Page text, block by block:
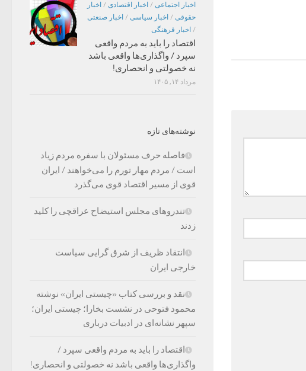
اخبار اجتماعی / اخبار اقتصادی / اخبار
حقوقی / اخبار سیاسی / اخبار صنعتی
/ اخبار فرهنگی
اقتصاد را باید به مردم واقعی
سپرد / واگذاری‌ها واقعی باشد
نه خصولتی و انحصاری!
مرداد ۱۴, ۱۴۰۵
نوشته‌های تازه
فاصله حرف مسئولان با سفره مردم زیاد
است / مردم مهار تورم را می‌خواهند / ایران
قوی از مسیر اقتصاد قوی می‌گذرد
تندروهای مجلس استیضاح عراقچی را کلید
زدند
انتقاد ظریف از شرق گرایی سیاست
خارجی ایران
نقد و بررسی کتاب «چیستی ایران» نوشته
محمود فتوحی در نشست بخارا؛ چیستی ایران؛
سپهر نشانه‌ای در ادبیات درباری
اقتصاد را باید به مردم واقعی سپرد /
واگذاری‌ها واقعی باشد نه خصولتی و انحصاری!